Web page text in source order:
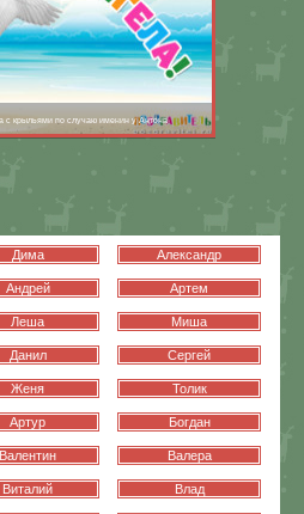
с крыльями по случаю именин у Антона
Дима Александр
Андрей Артем
Леша Миша
Данил Сергей
Женя Толик
Артур Богдан
Валентин Валера
Виталий Влад